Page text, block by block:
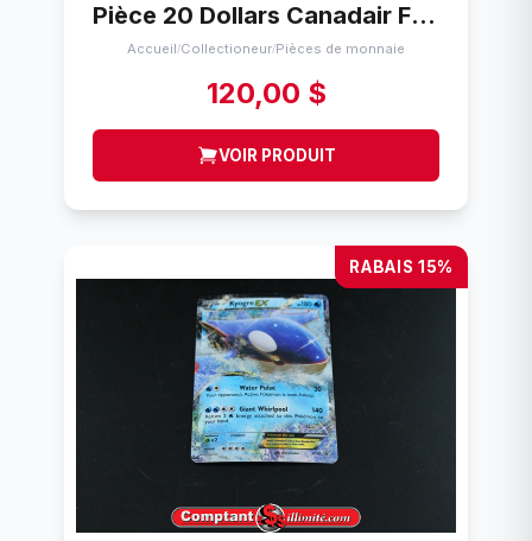
Pièce 20 Dollars Canadair F86 Sabre Pièce Argent .925 1997 (31.1035 Gramme)
Accueil/Collectioneur/Pièces de monnaie
120,00 $
VOIR PRODUIT
RABAIS 15%